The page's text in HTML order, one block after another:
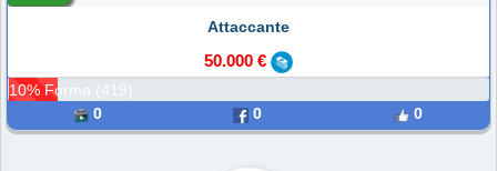
Attaccante
50.000 €
10% Forma (419)
0
0 0